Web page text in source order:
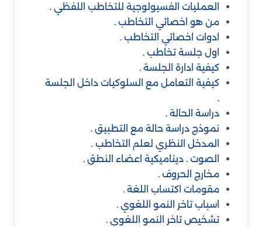
العمليات الفسيولوجية للتخاطب اللفظي .
من هو اخصائي التخاطب .
ادوات اخصائي التخاطب .
اول جلسة تخاطب .
كيفية ادارة الجلسة .
كيفية التعامل مع السلوكيات داخل الجلسة
.
دراسة الحالة .
نموذج دراسة حالة مع التطبيق .
المدخل النظري لعلم التخاطب .
الصوت . ديناميكية اعضاء النطق .
مخارج الحروف .
مقومات اكتساب اللغة .
اسباب تاخر النمو اللغوي .
تشخيص تاخر النمو اللغوي .